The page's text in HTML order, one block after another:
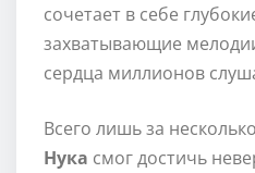
сочетает в себе
захватывающие
сердца миллионов
Всего лишь за
Нука смог достичь